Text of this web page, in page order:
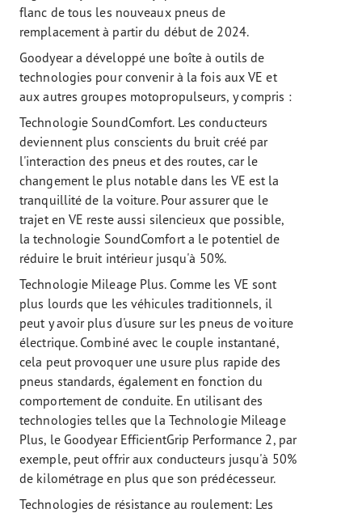
flanc de tous les nouveaux pneus de
remplacement à partir du début de 2024.
Goodyear a développé une boîte à outils de
technologies pour convenir à la fois aux VE et
aux autres groupes motopropulseurs, y compris :
Technologie SoundComfort. Les conducteurs
deviennent plus conscients du bruit créé par
l'interaction des pneus et des routes, car le
changement le plus notable dans les VE est la
tranquillité de la voiture. Pour assurer que le
trajet en VE reste aussi silencieux que possible,
la technologie SoundComfort a le potentiel de
réduire le bruit intérieur jusqu'à 50%.
Technologie Mileage Plus. Comme les VE sont
plus lourds que les véhicules traditionnels, il
peut y avoir plus d'usure sur les pneus de voiture
électrique. Combiné avec le couple instantané,
cela peut provoquer une usure plus rapide des
pneus standards, également en fonction du
comportement de conduite. En utilisant des
technologies telles que la Technologie Mileage
Plus, le Goodyear EfficientGrip Performance 2, par
exemple, peut offrir aux conducteurs jusqu'à 50%
de kilométrage en plus que son prédécesseur.
Technologies de résistance au roulement: Les